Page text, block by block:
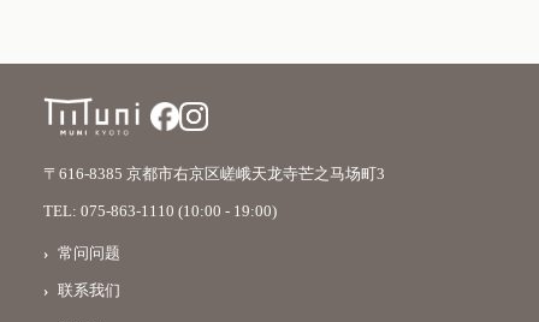
〒616-8385 京都市右京区嵯峨天龙寺芒之马场町3
TEL: 075-863-1110 (10:00 - 19:00)
常问问题
联系我们